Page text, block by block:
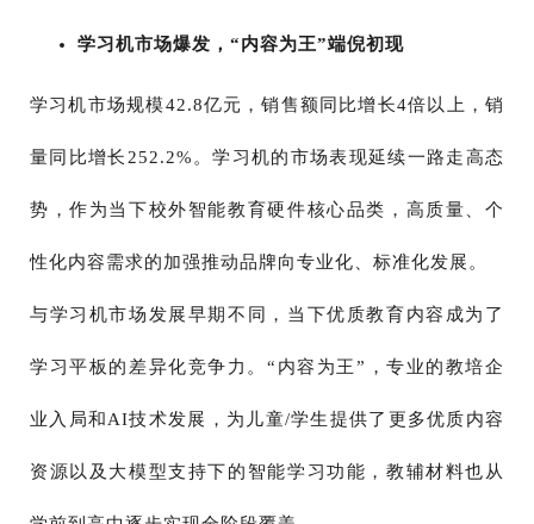
学习机市场爆发，“内容为王”端倪初现
学习机市场规模42.8亿元，销售额同比增长4倍以上，销
量同比增长252.2%。学习机的市场表现延续一路走高态
势，作为当下校外智能教育硬件核心品类，高质量、个
性化内容需求的加强推动品牌向专业化、标准化发展。
与学习机市场发展早期不同，当下优质教育内容成为了
学习平板的差异化竞争力。“内容为王”，专业的教培企
业入局和AI技术发展，为儿童/学生提供了更多优质内容
资源以及大模型支持下的智能学习功能，教辅材料也从